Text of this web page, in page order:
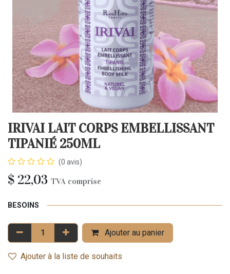
IRIVAI LAIT CORPS EMBELLISSANT
TIPANIÉ 250ML
(0 avis)
$ 22,03 TVA comprise
BESOINS
Ajouter au panier
Ajouter à la liste de souhaits